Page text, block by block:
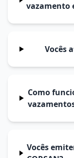
vazamento
Vocês
Como
Vocês